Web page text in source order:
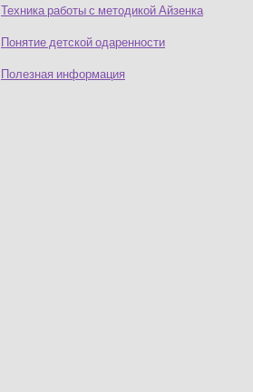
Техника работы с методикой Айзенка
Понятие детской одаренности
Полезная информация